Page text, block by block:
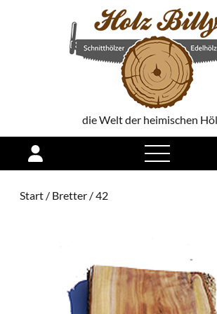
die Welt der heimischen
open
menu
Start / Bretter / 42